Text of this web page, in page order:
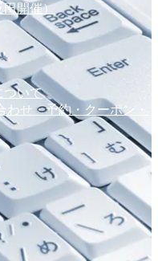
開催）
ついて
わせ・予約・クーポン・